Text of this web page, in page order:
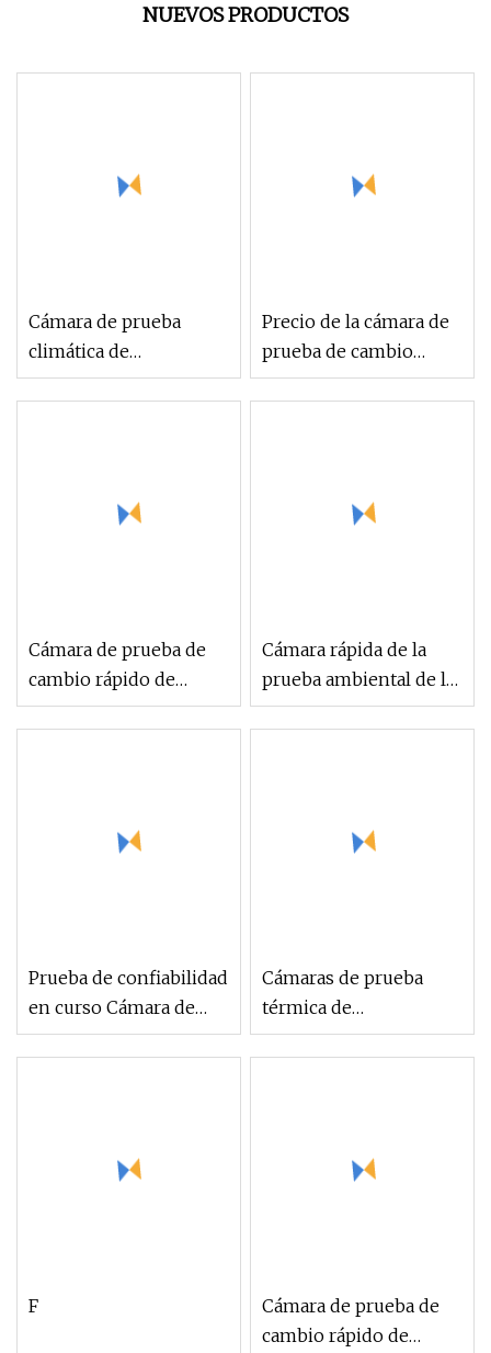
NUEVOS PRODUCTOS
Cámara de prueba
climática de
temperatura de tasa de
Precio de la cámara de
prueba de cambio
rápido de temperatura
Cámara de prueba de
cambio rápido de
temperatura
Cámara rápida de la
prueba ambiental de la
tarifa del cambio de
Prueba de confiabilidad
en curso Cámara de
prueba Ort de cambio
Cámaras de prueba
térmica de
temperatura de cambio
F
Cámara de prueba de
cambio rápido de